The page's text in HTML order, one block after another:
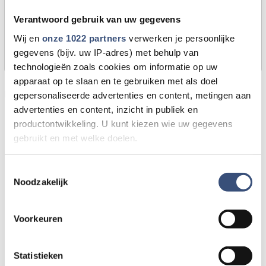
Verantwoord gebruik van uw gegevens
Wij en onze 1022 partners verwerken je persoonlijke
gegevens (bijv. uw IP-adres) met behulp van
technologieën zoals cookies om informatie op uw
apparaat op te slaan en te gebruiken met als doel
gepersonaliseerde advertenties en content, metingen aan
advertenties en content, inzicht in publiek en
productontwikkeling. U kunt kiezen wie uw gegevens
gebruikt en met welke doelen.
Informatie verzamelen over uw geografische locatie,
Uw apparaat identificeren door het actief te scannen
op specifieke eigenschappen (fingerprinting)
verwerkt en stel uw voorkeuren in het
detailgedeelte in.
Noodzakelijk
Voorkeuren
Statistieken
kom je een advertentie tegen die niet klopt? Laat
het ons weten viaredactie@omroeparchipel.nl. We
kijken er graag naar.
Door Internetredactie Omroep Archipel